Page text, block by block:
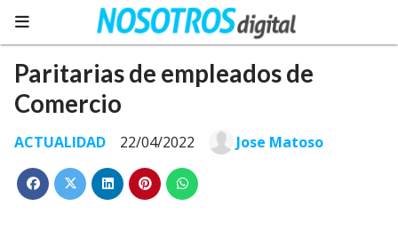
Paritarias de empleados de
Comercio
ACTUALIDAD 22/04/2022 Jose Matoso